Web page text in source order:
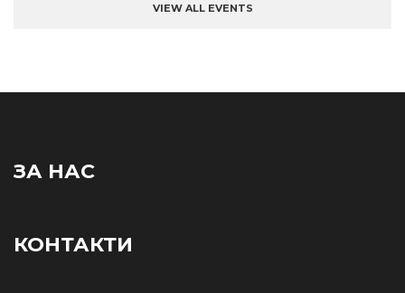
VIEW ALL EVENTS
ЗА НАС
КОНТАКТИ